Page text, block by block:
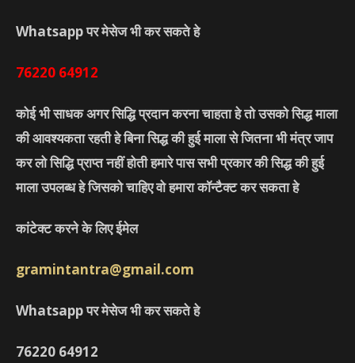
Whatsapp पर मेसेज भी कर सकते हे
76220 64912
कोई भी साधक अगर सिद्धि प्रदान करना चाहता हे तो उसको सिद्ध माला
की आवश्यकता रहती हे बिना सिद्ध की हुई माला से जितना भी मंत्र जाप
कर लो सिद्धि प्राप्त नहीं होती हमारे पास सभी प्रकार की सिद्ध की हुई
माला उपलब्ध हे जिसको चाहिए वो हमारा कॉन्टैक्ट कर सकता हे
कांटेक्ट करने के लिए ईमेल
gramintantra@gmail.com
Whatsapp पर मेसेज भी कर सकते हे
76220 64912